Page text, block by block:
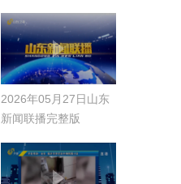
2026年05月27日山东
新闻联播完整版